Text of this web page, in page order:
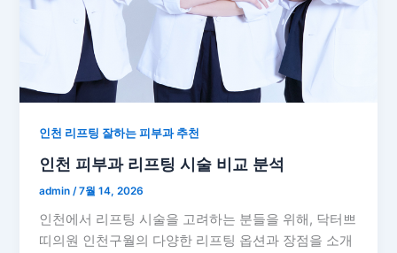
인천 리프팅 잘하는 피부과 추천
인천 피부과 리프팅 시술 비교 분석
admin /7월 14, 2026
인천에서 리프팅 시술을 고려하는 분들을 위해, 닥터쁘
띠의원 인천구월의 다양한 리프팅 옵션과 장점을 소개